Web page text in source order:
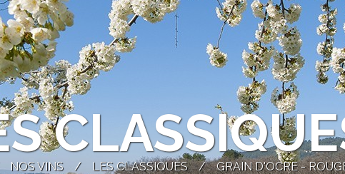
NOS VINS LES CLASSIQUES GRAIN D'OCRE -